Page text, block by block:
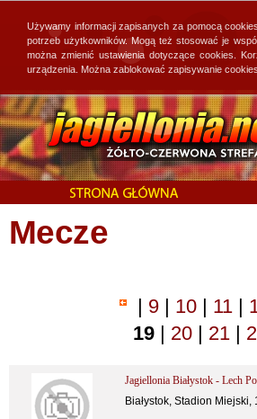
Mecze
| 9 | 10 | 11 |
19 | 20 | 21 |
Jagiellonia Białystok - Lech
Białystok, Stadion
Używamy informacji zapisanych za pomocą
potrzeb użytkowników. Mogą też stosować je
można zmienić ustawienia dotyczące cookies.
urządzenia. Można zablokować zapisywanie